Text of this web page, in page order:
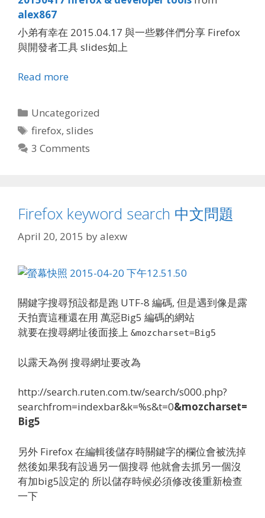
alex867
小弟有幸在 2015.04.17 與一些夥伴們分享 Firefox
與開發者工具 slides如上
Read more
Categories
Uncategorized
Tags
firefox,slides
3 Comments
Firefox keyword search 中文問題
April 20, 2015 byalexw
關鍵字搜尋預設都是跑 UTF-8 編碼, 但是遇到像是露
天拍賣這種還在用 萬惡Big5 編碼的網站
就要在搜尋網址後面接上 &mozcharset=Big5
以露天為例 搜尋網址要改為
http://search.ruten.com.tw/search/s000.php?
searchfrom=indexbar&k=%s&t=0&mozcharset=
Big5
另外 Firefox 在編輯後儲存時關鍵字的欄位會被洗掉
然後如果我有設過另一個搜尋 他就會去抓另一個沒
有加big5設定的 所以儲存時候必須修改後重新檢查
一下